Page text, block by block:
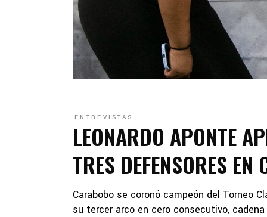
ENTREVISTAS
LEONARDO APONTE
TRES DEFENSORES EN
Carabobo se coronó campeón del Torneo
su tercer arco en cero consecutivo,